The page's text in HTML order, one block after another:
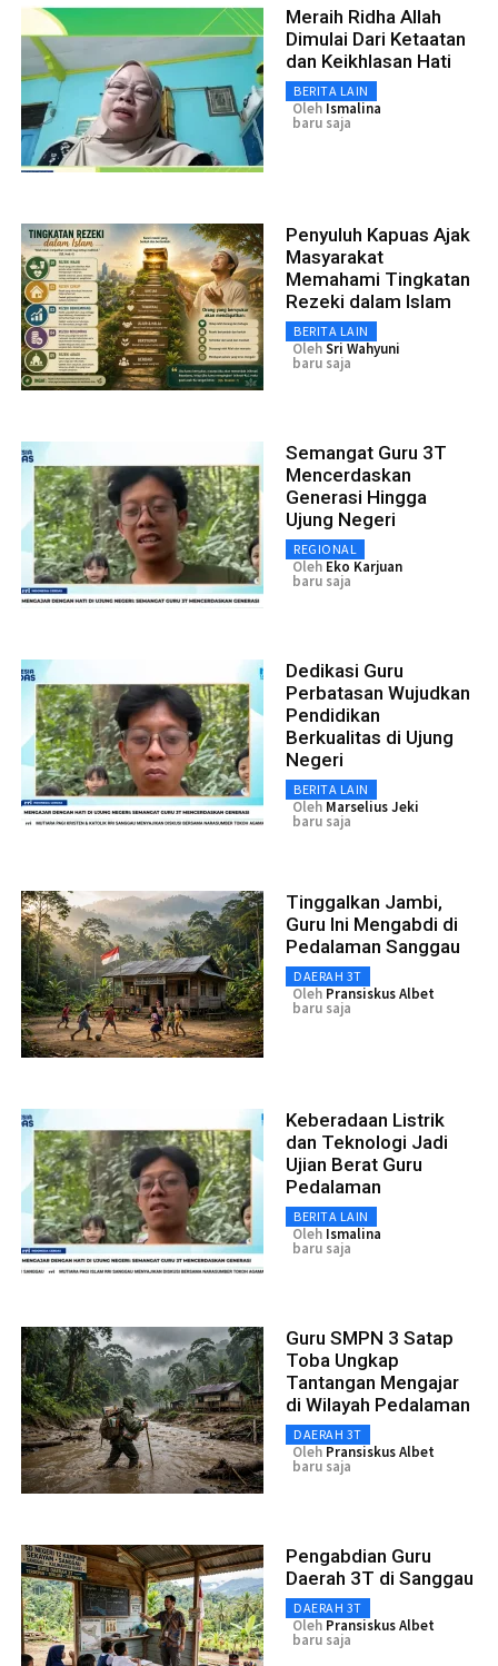
Meraih Ridha Allah
Dimulai Dari Ketaatan
dan Keikhlasan Hati
BERITA LAIN
Oleh Ismalina
baru saja
Penyuluh Kapuas Ajak
Masyarakat
Memahami Tingkatan
Rezeki dalam Islam
BERITA LAIN
OlehSri Wahyuni
baru saja
Semangat Guru 3T
Mencerdaskan
Generasi Hingga
Ujung Negeri
REGIONAL
Oleh Eko Karjuan
baru saja
Dedikasi Guru
Perbatasan Wujudkan
Pendidikan
Berkualitas di Ujung
Negeri
BERITA LAIN
Oleh Marselius Jeki
baru saja
Tinggalkan Jambi,
Guru Ini Mengabdi di
Pedalaman Sanggau
DAERAH 3T
Oleh Pransiskus Albet
baru saja
Keberadaan Listrik
dan Teknologi Jadi
Ujian Berat Guru
Pedalaman
BERITA LAIN
Oleh Ismalina
baru saja
Guru SMPN 3 Satap
Toba Ungkap
Tantangan Mengajar
di Wilayah Pedalaman
DAERAH 3T
Oleh Pransiskus Albet
baru saja
Pengabdian Guru
Daerah 3T di Sanggau
DAERAH 3T
Oleh Pransiskus Albet
baru saja